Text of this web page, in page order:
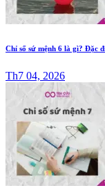
Chỉ số sứ mệnh 6 là gì? Đặc
Th7 04, 2026